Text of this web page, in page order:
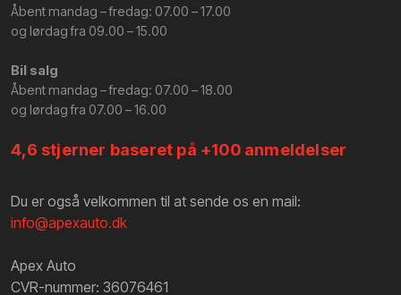
​Åbent mandag – fredag: 07.00 – 17.00
​og lørdag fra 09.00 – 15.00
Bil salg
Åbent mandag – fredag: 07.00 – 18.00
​og lørdag fra 07.00 – 16.00
4,6 stjerner baseret på +100 anmeldelser
Du er også velkommen til at sende os en mail:
info@apexauto.dk
Apex Auto
CVR-nummer: 36076461